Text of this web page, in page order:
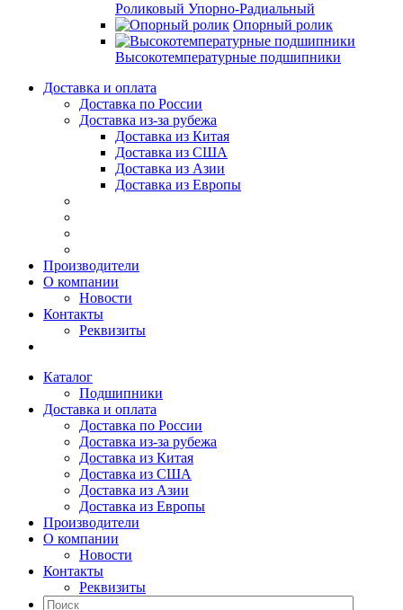
Роликовый Упорно-Радиальный
Опорный ролик
Высокотемпературные подшипники
Доставка и оплата
Доставка по России
Доставка из-за рубежа
Доставка из Китая
Доставка из США
Доставка из Азии
Доставка из Европы
Производители
О компании
Новости
Контакты
Реквизиты
Каталог
Подшипники
Доставка и оплата
Доставка по России
Доставка из-за рубежа
Доставка из Китая
Доставка из США
Доставка из Азии
Доставка из Европы
Производители
О компании
Новости
Контакты
Реквизиты